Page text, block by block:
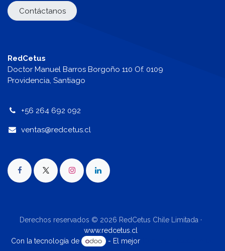
Contáctanos
RedCetus
Doctor Manuel Barros Borgoño 110 Of. 0109
Providencia, Santiago
+56 264 692 092
ventas@redcetus.cl
Derechos reservados © 2026 RedCetus Chile Limitada ·
www.redcetus.cl
Con la tecnología de
- El mejor